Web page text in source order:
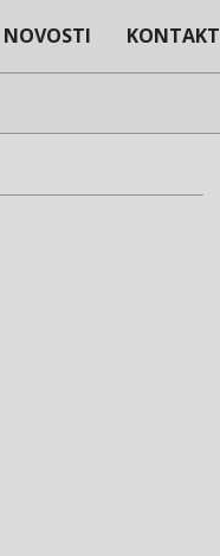
NOVOSTI KONTAKT